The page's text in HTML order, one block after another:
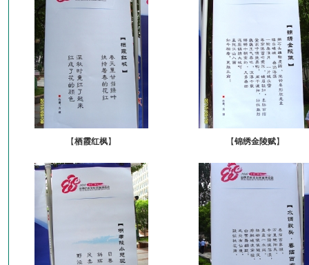
【栖霞红枫】 【锦绣金陵赋】